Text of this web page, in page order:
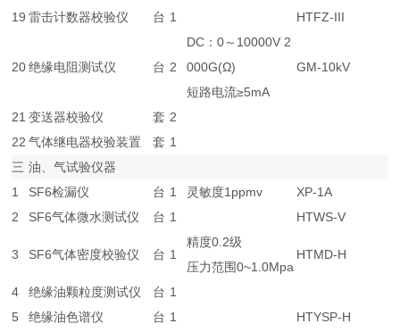
19 雷击计数器校验仪 台 1 HTFZ-III
20 绝缘电阻测试仪 台 2
DC：0～10000V 2
000G(Ω)
短路电流≥5mA
GM-10kV
21 变送器校验仪 套 2
22 气体继电器校验装置 套 1
三 油、气试验仪器
1
SF6检漏仪 台 1 灵敏度1ppmv
XP-1A
2
SF6气体微水测试仪 台 1 HTWS-V
3 SF6气体密度校验仪 台 1
精度0.2级
压力范围0~1.0Mpa
HTMD-H
4 绝缘油颗粒度测试仪 台 1
5
绝缘油色谱仪 台 1
HTYSP-H